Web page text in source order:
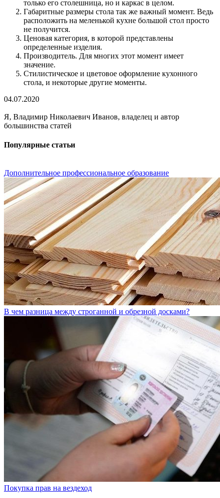
только его столешница, но и каркас в целом.
Габаритные размеры стола так же важный момент. Ведь
расположить на меленькой кухне большой стол просто
не получится.
Ценовая категория, в которой представлены
определенные изделия.
Производитель. Для многих этот момент имеет
значение.
Стилистическое и цветовое оформление кухонного
стола, и некоторые другие моменты.
04.07.2020
Я, Владимир Николаевич Иванов, владелец и автор
большинства статей
Популярные статьи
Дополнительное профессиональное образование
В чем разница между строганной и обрезной досками?
Покупка прав на вездеход